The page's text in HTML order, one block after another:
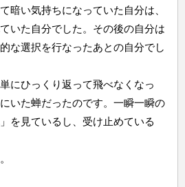
暗い気持ちになっていた自分は、
いた自分でした。その後の自分は
な選択を行なったあとの自分でし
にひっくり返って飛べなくなっ
いた蝉だったのです。一瞬一瞬の
を見ているし、受け止めている